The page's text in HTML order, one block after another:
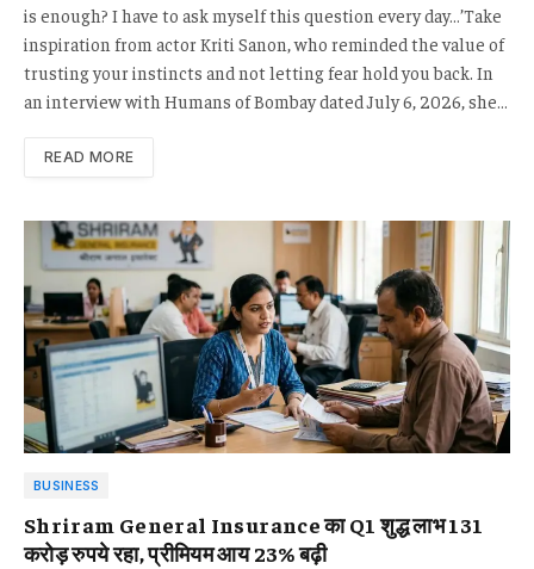
is enough? I have to ask myself this question every day…’Take
inspiration from actor Kriti Sanon, who reminded the value of
trusting your instincts and not letting fear hold you back. In
an interview with Humans of Bombay dated July 6, 2026, she…
READ MORE
BUSINESS
Shriram General Insurance का Q1 शुद्ध लाभ 131
करोड़ रुपये रहा, प्रीमियम आय 23% बढ़ी